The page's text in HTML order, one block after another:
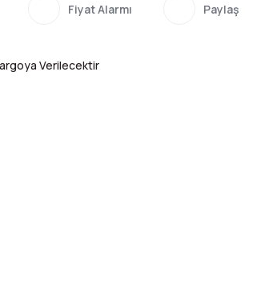
Fiyat Alarmı Paylaş
Verilecektir